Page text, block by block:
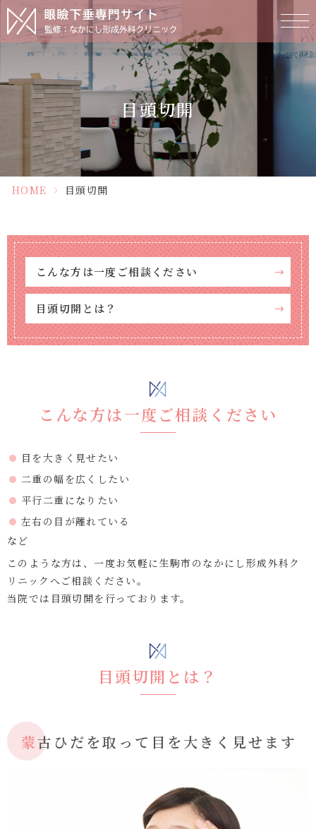
目頭切開
HOME > 目頭切開
こんな方は一度ご相談ください
目頭切開とは？
こんな方は一度ご相談ください
目を大きく見せたい
二重の幅を広くしたい
平行二重になりたい
左右の目が離れている
など
このような方は、一度お気軽に生駒市のなかにし形成外科ク
リニックへご相談ください。
当院では目頭切開を行っております。
目頭切開とは？
蒙古ひだを取って目を大きく見せます